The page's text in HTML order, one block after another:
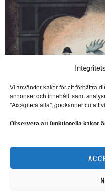
Vi använder kakor för att förbättra
annonser och innehåll, samt
"Acceptera alla", godkänner du att
Observera att funktionella kakor
Ulf Eklund kombinerar
SE ÄVEN
SOCIALA
Löwenhielm är